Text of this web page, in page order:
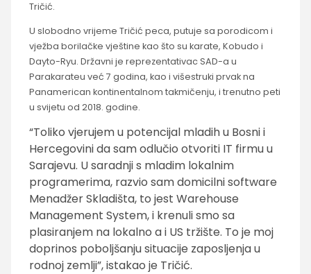
Tričić.
U slobodno vrijeme Tričić peca, putuje sa porodicom i
vježba borilačke vještine kao što su karate, Kobudo i
Dayto-Ryu. Državni je reprezentativac SAD-a u
Parakarateu već 7 godina, kao i višestruki prvak na
Panamerican kontinentalnom takmičenju, i trenutno peti
u svijetu od 2018. godine.
“Toliko vjerujem u potencijal mladih u Bosni i
Hercegovini da sam odlučio otvoriti IT firmu u
Sarajevu. U saradnji s mladim lokalnim
programerima, razvio sam domicilni software
Menadžer Skladišta, to jest Warehouse
Management System, i krenuli smo sa
plasiranjem na lokalno a i US tržište. To je moj
doprinos poboljšanju situacije zaposljenja u
rodnoj zemlji”, istakao je Tričić.